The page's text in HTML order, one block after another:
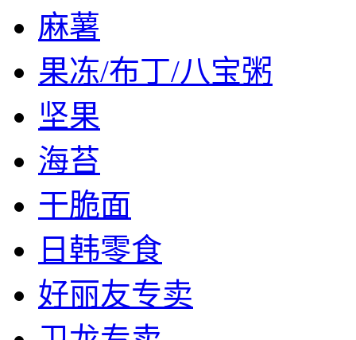
麻薯
果冻/布丁/八宝粥
坚果
海苔
干脆面
日韩零食
好丽友专卖